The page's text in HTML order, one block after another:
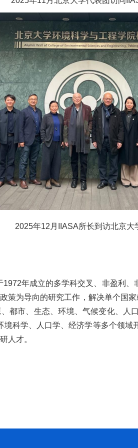
2025年12月IIASA所长到访北京大
年成立的多学科交叉、非盈利
策为导向的研究工作，解决单个国
都市、生态、环境、气候变化、人
科学、人口学、经济学等多个领
人才。